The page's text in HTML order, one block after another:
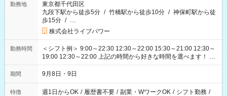
勤務地
東京都千代田区
九段下駅から徒歩5分 / 竹橋駅から徒歩10分 / 神保町駅から徒
歩15分 / …
株式会社ライブパワー
勤務時間
＜シフト例＞ 9:00～22:30 12:30～22:00 15:30～21:00 12:30～
19:00 12:30～22:00 上記の時間から好きな時間を選べます！ ※
時間は変更となる可能性があります
期間 9月8日・9日
特徴 週1日からOK / 履歴書不要 / 副業・WワークOK / シフト勤務 /